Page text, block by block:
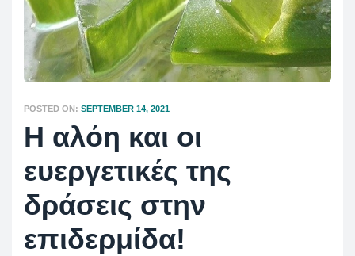
POSTED ON: SEPTEMBER 14, 2021
Η αλόη και οι
ευεργετικές της
δράσεις στην
επιδερμίδα!